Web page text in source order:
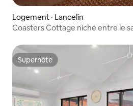
Logement · Lancelin
Coasters Cottage niché entre le
Superhôte
Superhôte